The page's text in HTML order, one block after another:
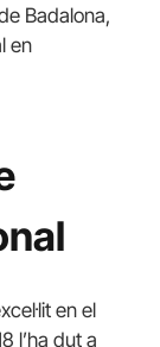
Badalona,
en
en el
l’ha dut a